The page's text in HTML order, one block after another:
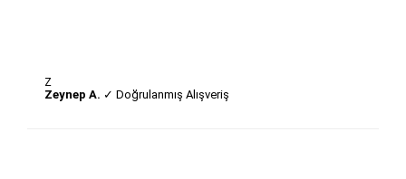
Z
Zeynep A. ✓ Doğrulanmış Alışveriş